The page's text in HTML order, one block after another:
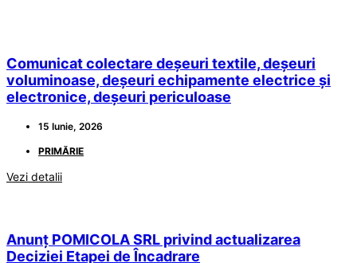
Comunicat colectare deșeuri textile, deșeuri
voluminoase, deșeuri echipamente electrice și
electronice, deșeuri periculoase
15 Iunie, 2026
PRIMĂRIE
Vezi detalii
Anunț POMICOLA SRL privind actualizarea
Deciziei Etapei de Încadrare